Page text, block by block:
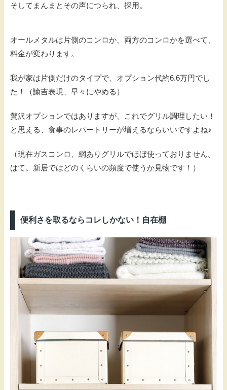
そしてまんまとその声につられ、採用。
オールメタルは片側のコンロか、両方のコンロかを選べて、
料金が変わります。
我が家は片側だけのタイプで、オプション代約6.6万円でし
た！（諭吉表現、早々にやめる）
贅沢オプションではありますが、これでグリル調理したい！
と思える、食事のレパートリーが増えるならいいですよね♪
（現在ガスコンロ、網ありグリルでほぼ使っておりません。
はて。新居ではどのくらいの頻度で使うか見物です！）
便利さを取るならコレしかない！自在棚